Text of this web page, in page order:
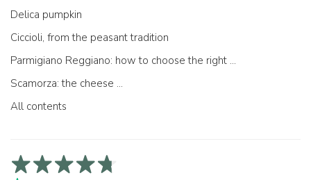
Delica pumpkin
Ciccioli, from the peasant tradition
Parmigiano Reggiano: how to choose the right one
Scamorza: the cheese ...
All contents